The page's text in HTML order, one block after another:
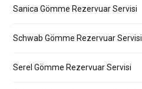
Sanica Gömme Rezervuar Servisi
Schwab Gömme Rezervuar Servisi
Serel Gömme Rezervuar Servisi